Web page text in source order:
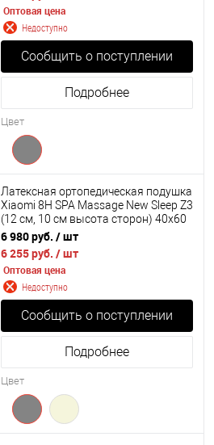
Оптовая цена
Недоступно
Сообщить о поступлении
Подробнее
Цвет
Латексная ортопедическая подушка
Xiaomi 8H SPA Massage New Sleep Z3
(12 см, 10 см высота сторон) 40х60
см
6 980 руб. / шт
6 255 руб. / шт
Оптовая цена
Недоступно
Сообщить о поступлении
Подробнее
Цвет